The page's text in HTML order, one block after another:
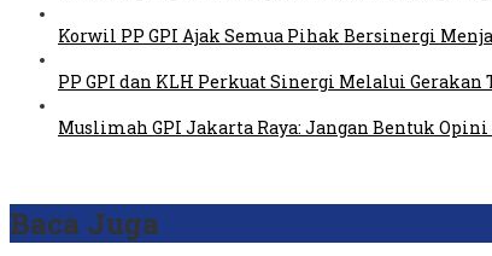
Korwil PP GPI Ajak Semua Pihak Bersinergi
PP GPI dan KLH Perkuat Sinergi Melalui Gerakan
Muslimah GPI Jakarta Raya: Jangan Bentuk
Baca Juga